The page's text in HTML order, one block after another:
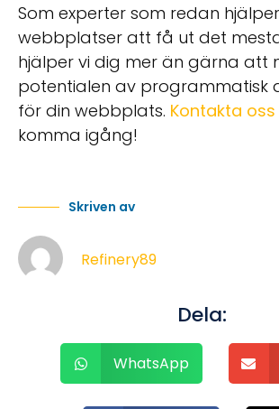
Som experter som redan
webbplatser att få ut det
hjälper vi dig mer än gärna att
potentialen av programmatisk
för din webbplats. Kontakta
komma igång!
Skriven av
Refinery89
Dela:
WhatsApp